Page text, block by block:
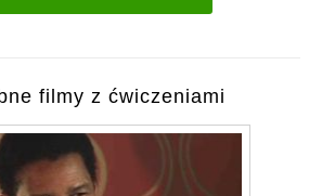
filmy z ćwiczeniami